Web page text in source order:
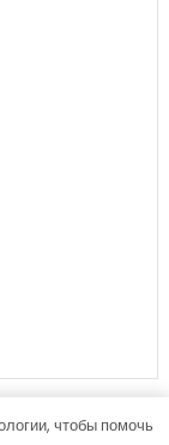
чтобы помочь